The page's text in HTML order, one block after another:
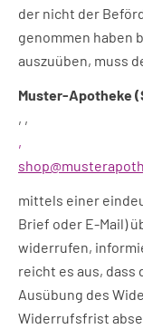
der nicht der
genommen haben
auszuüben, muss
Muster-Apotheke
, ,
,
mittels einer
Brief oder E-Mail)
widerrufen,
reicht es aus, dass
Ausübung des
Widerrufsfrist